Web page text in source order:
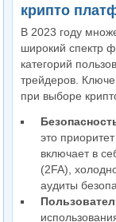
крипто
В 2023 году
широкий спектр
категорий
трейдеров.
при выборе
это
включает в
(2FA),
аудиты